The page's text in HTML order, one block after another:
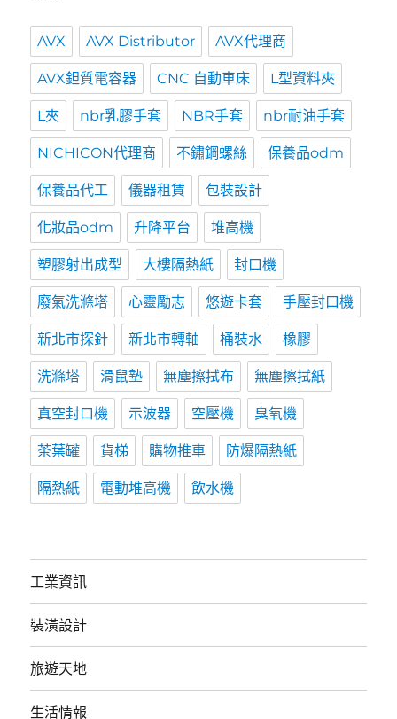
AVX AVX Distributor AVX代理商
AVX鉭質電容器 CNC 自動車床 L型資料夾
L夾 nbr乳膠手套 NBR手套 nbr耐油手套
NICHICON代理商 不鏽鋼螺絲 保養品odm
保養品代工 儀器租賃 包裝設計
化妝品odm 升降平台 堆高機
塑膠射出成型 大樓隔熱紙 封口機
廢氣洗滌塔 心靈勵志 悠遊卡套 手壓封口機
新北市探針 新北市轉軸 桶裝水 橡膠
洗滌塔 滑鼠墊 無塵擦拭布 無塵擦拭紙
真空封口機 示波器 空壓機 臭氧機
茶葉罐 貨梯 購物推車 防爆隔熱紙
隔熱紙 電動堆高機 飲水機
工業資訊
裝潢設計
旅遊天地
生活情報